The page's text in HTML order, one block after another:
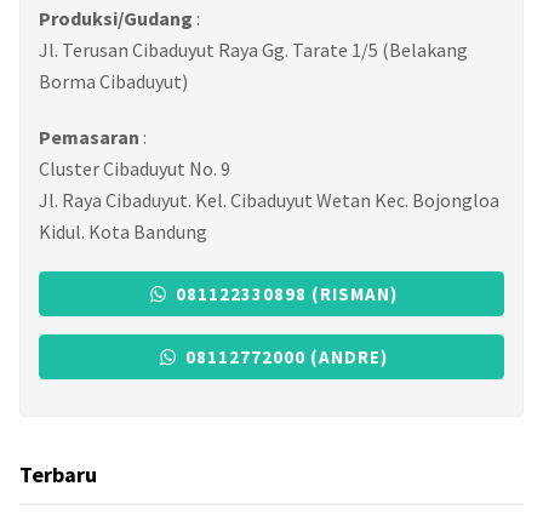
Produksi/Gudang :
Jl. Terusan Cibaduyut Raya Gg. Tarate 1/5 (Belakang
Borma Cibaduyut)
Pemasaran :
Cluster Cibaduyut No. 9
Jl. Raya Cibaduyut. Kel. Cibaduyut Wetan Kec. Bojongloa
Kidul. Kota Bandung
081122330898 (RISMAN)
08112772000 (ANDRE)
Terbaru